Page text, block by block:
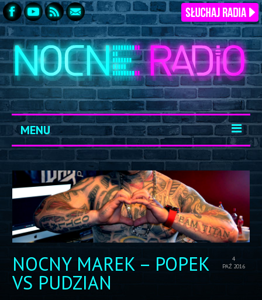
MENU
START
ARCHIWUM
KONTAKT
LOGOWANIE
4
PAŹ 2016
NOCNY MAREK – POPEK
VS PUDZIAN